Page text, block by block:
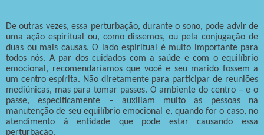
De outras vezes, essa perturbação, durante o sono, pode advir de
uma ação espiritual ou, como dissemos, ou pela conjugação de
duas ou mais causas. O lado espiritual é muito importante para
todos nós. A par dos cuidados com a saúde e com o equilíbrio
emocional, recomendaríamos que você e seu marido fossem a
um centro espírita. Não diretamente para participar de reuniões
mediúnicas, mas para tomar passes. O ambiente do centro – e o
passe, especificamente – auxiliam muito as pessoas na
manutenção de seu equilíbrio emocional e, quando for o caso, no
atendimento à entidade que pode estar causando essa
perturbação.